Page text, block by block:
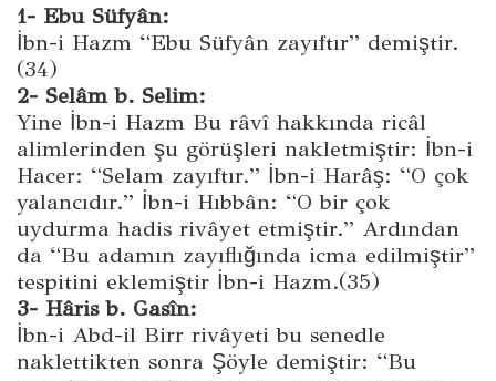
1- Ebu Süfyân:
İbn-i Hazm “Ebu Süfyân zayıftır” demiştir.
(34)
2- Selâm b. Selim:
Yine İbn-i Hazm Bu râvî hakkında ricâl
alimlerinden şu görüşleri nakletmiştir: İbn-i
Hacer: “Selam zayıftır.” İbn-i Harâş: “O çok
yalancıdır.” İbn-i Hıbbân: “O bir çok
uydurma hadis rivâyet etmiştir.” Ardından
da “Bu adamın zayıflığında icma edilmiştir”
tespitini eklemiştir İbn-i Hazm.(35)
3- Hâris b. Gasîn:
İbn-i Abd-il Birr rivâyeti bu senedle
naklettikten sonra Şöyle demiştir: “Bu